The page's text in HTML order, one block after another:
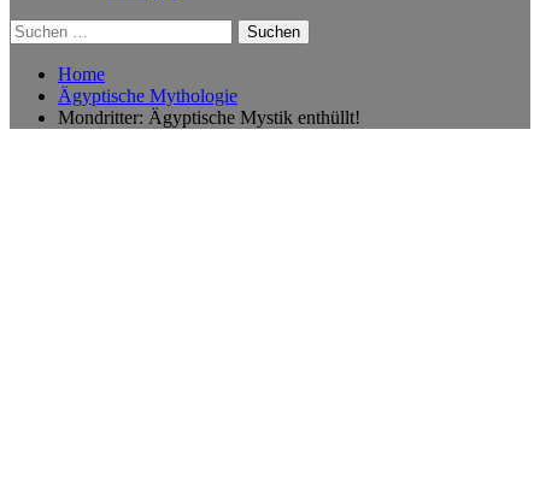
Suchen
nach:
Home
Ägyptische Mythologie
Mondritter: Ägyptische Mystik enthüllt!